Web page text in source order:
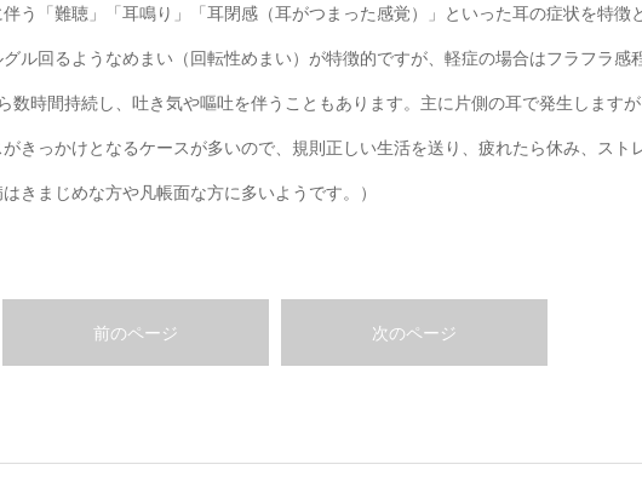
う「難聴」「耳鳴り」「耳閉感（耳がつまった感覚）」といった耳の症状を特徴
ル回るようなめまい（回転性めまい）が特徴的ですが、軽症の場合はフラフラ感
数時間持続し、吐き気や嘔吐を伴うこともあります。主に片側の耳で発生します
きっかけとなるケースが多いので、規則正しい生活を送り、疲れたら休み、スト
きまじめな方や凡帳面な方に多いようです。）
前のページ 次のページ